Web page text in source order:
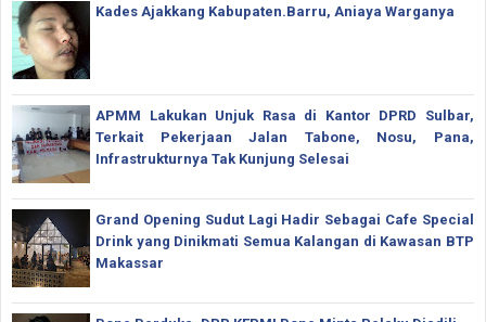
Kades Ajakkang Kabupaten.Barru, Aniaya Warganya
APMM Lakukan Unjuk Rasa di Kantor DPRD Sulbar,
Terkait Pekerjaan Jalan Tabone, Nosu, Pana,
Infrastrukturnya Tak Kunjung Selesai
Grand Opening Sudut Lagi Hadir Sebagai Cafe Special
Drink yang Dinikmati Semua Kalangan di Kawasan BTP
Makassar